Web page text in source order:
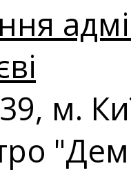
м.